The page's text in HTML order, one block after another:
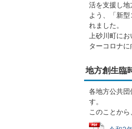
活を支援し
よう、「新
れました。
上砂川町に
ターコロナ
地方創生臨
各地方公共
す。
このことか